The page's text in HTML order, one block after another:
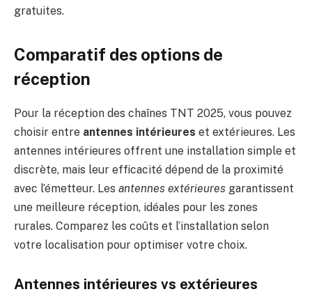
gratuites.
Comparatif des options de
réception
Pour la réception des chaînes TNT 2025, vous pouvez
choisir entre antennes intérieures et extérieures. Les
antennes intérieures offrent une installation simple et
discrète, mais leur efficacité dépend de la proximité
avec l’émetteur. Les antennes extérieures garantissent
une meilleure réception, idéales pour les zones
rurales. Comparez les coûts et l’installation selon
votre localisation pour optimiser votre choix.
Antennes intérieures vs extérieures